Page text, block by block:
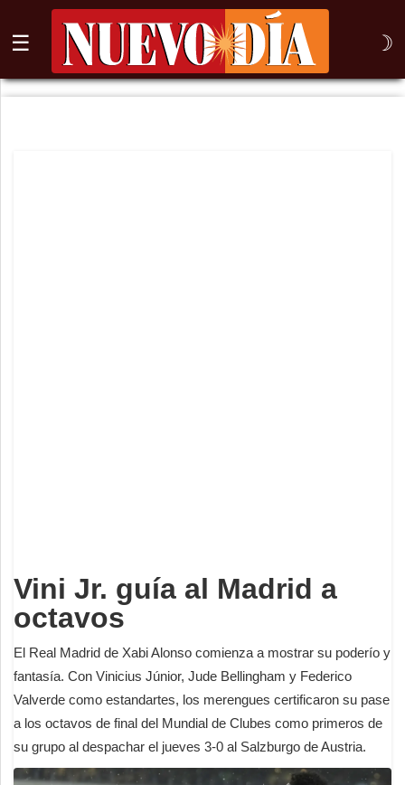
☰ ☽
⌕
Vini Jr. guía al Madrid a
octavos
El Real Madrid de Xabi Alonso comienza a mostrar su poderío y
fantasía. Con Vinicius Júnior, Jude Bellingham y Federico
Valverde como estandartes, los merengues certificaron su pase
a los octavos de final del Mundial de Clubes como primeros de
su grupo al despachar el jueves 3-0 al Salzburgo de Austria.